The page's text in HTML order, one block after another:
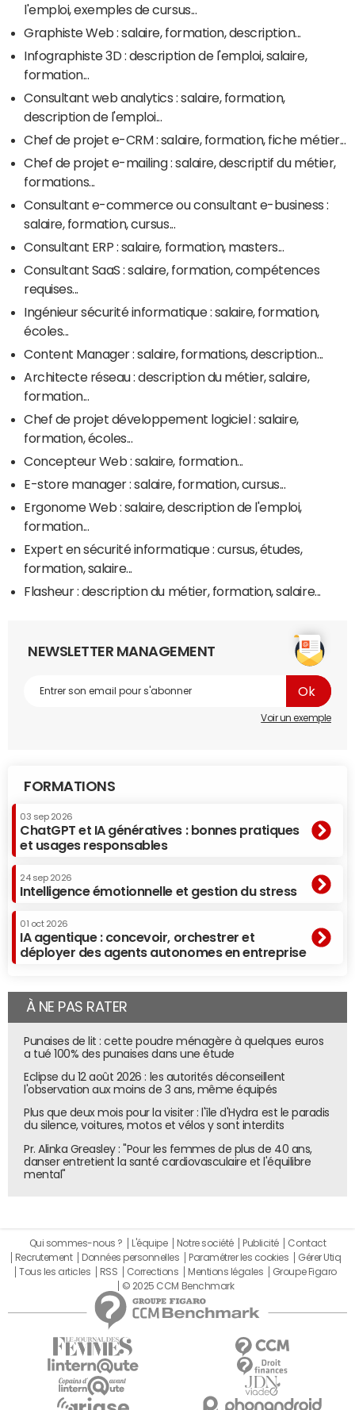
l'emploi, exemples de cursus...
Graphiste Web : salaire, formation, description...
Infographiste 3D : description de l'emploi, salaire,
formation...
Consultant web analytics : salaire, formation,
description de l'emploi...
Chef de projet e-CRM : salaire, formation, fiche métier...
Chef de projet e-mailing : salaire, descriptif du métier,
formations...
Consultant e-commerce ou consultant e-business :
salaire, formation, cursus...
Consultant ERP : salaire, formation, masters...
Consultant SaaS : salaire, formation, compétences
requises...
Ingénieur sécurité informatique : salaire, formation,
écoles...
Content Manager : salaire, formations, description...
Architecte réseau : description du métier, salaire,
formation...
Chef de projet développement logiciel : salaire,
formation, écoles...
Concepteur Web : salaire, formation...
E-store manager : salaire, formation, cursus...
Ergonome Web : salaire, description de l'emploi,
formation...
Expert en sécurité informatique : cursus, études,
formation, salaire...
Flasheur : description du métier, formation, salaire...
NEWSLETTER MANAGEMENT
Voir un exemple
FORMATIONS
03 sep 2026
ChatGPT et IA génératives : bonnes pratiques
et usages responsables
24 sep 2026
Intelligence émotionnelle et gestion du stress
01 oct 2026
IA agentique : concevoir, orchestrer et
déployer des agents autonomes en entreprise
À NE PAS RATER
Punaises de lit : cette poudre ménagère à quelques euros
a tué 100% des punaises dans une étude
Eclipse du 12 août 2026 : les autorités déconseillent
l'observation aux moins de 3 ans, même équipés
Plus que deux mois pour la visiter : l'île d'Hydra est le paradis
du silence, voitures, motos et vélos y sont interdits
Pr. Alinka Greasley : "Pour les femmes de plus de 40 ans,
danser entretient la santé cardiovasculaire et l'équilibre
mental"
Qui sommes-nous ? L'équipe Notre société Publicité
Contact
Recrutement
Données personnelles Paramétrer les cookies
Gérer Utiq
Tous les articles
RSS Corrections Mentions légales
Groupe Figaro
© 2025 CCM Benchmark